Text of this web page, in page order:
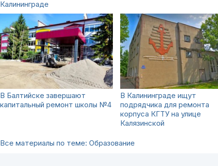
Калининграде
В Балтийске завершают
капитальный ремонт школы №4
В Калининграде ищут
подрядчика для ремонта
корпуса КГТУ на улице
Калязинской
Все материалы по теме: Образование